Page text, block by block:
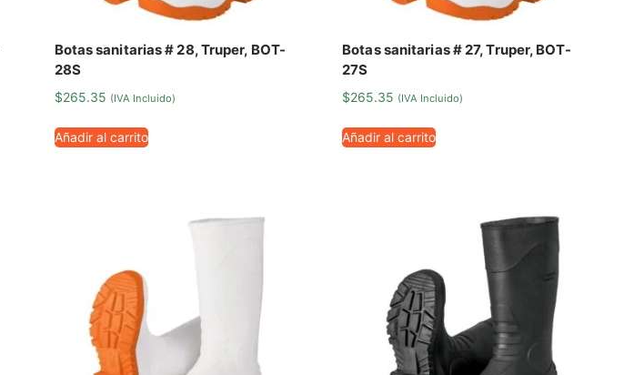
Botas sanitarias # 28, Truper, BOT-
28S
$265.35 (IVA Incluido)
Añadir al carrito
Botas sanitarias # 27, Truper, BOT-
27S
$265.35 (IVA Incluido)
Añadir al carrito